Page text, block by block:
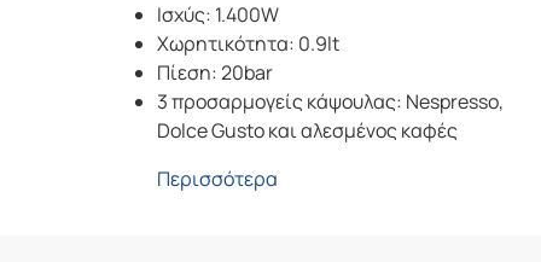
Ισχύς: 1.400W
Χωρητικότητα: 0.9lt
Πίεση: 20bar
3 προσαρμογείς κάψουλας: Nespresso,
Dolce Gusto και αλεσμένος καφές
Περισσότερα